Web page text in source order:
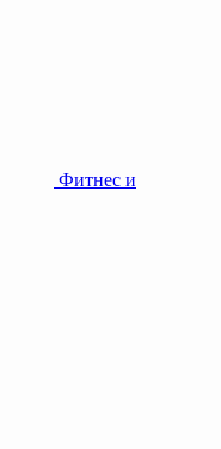
Фитнес и